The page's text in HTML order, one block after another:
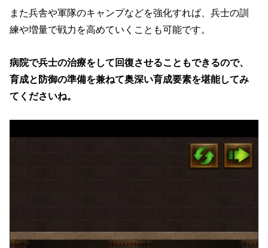
また兵舎や軍隊のキャンプなどを強化すれば、兵士の訓
練や増量で戦力を高めていくことも可能です。
病院で兵士の治療をして回復させることもできるので、
育成と防御の準備を兼ねて奥深い育成要素を堪能してみ
てくださいね。